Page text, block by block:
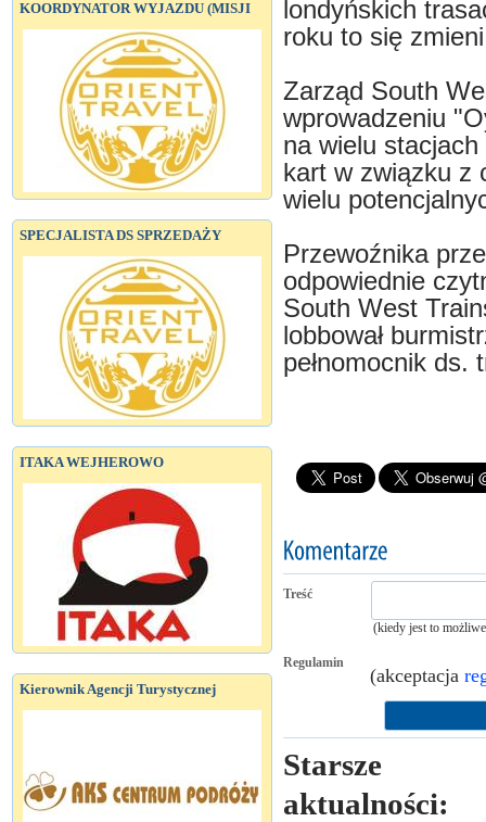
KOORDYNATOR WYJAZDU (MISJI
SPECJALISTA DS SPRZEDAŻY
ITAKA WEJHEROWO
Kierownik Agencji Turystycznej
londyńskich
roku to się
Zarząd South
wprowadzeniu
na wielu
kart w związku z
wielu
Przewoźnika
odpowiednie
South West
lobbował
pełnomocnik ds.
Treść
(kiedy jest to
Regulamin
(akceptacja
Starsze
aktualności: